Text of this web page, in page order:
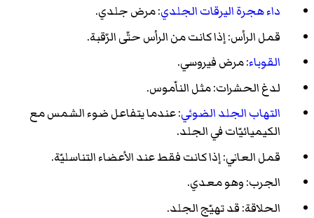
داء هجرة اليرقات الجلدي: مرض جلدي.
قمل الرأس: إذا كانت من الرأس حتّى الرّقبة.
القوباء: مرض فيروسي.
لدغ الحشرات: مثل الناّموس.
التهاب الجلد الضوئي: عندما يتفاعل ضوء الشمس مع
الكيميائيّات في الجلد.
قمل العاني: إذا كانت فقط عند الأعضاء التناسليّة.
الجرب: وهو معدي.
الحلاقة: قد تهيّج الجلد.